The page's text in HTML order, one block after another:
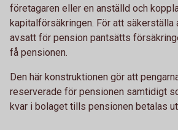
företagaren eller en anställd och
kapitalförsäkringen. För att säkerställa
avsatt för pension pantsätts
få pensionen.
Den här konstruktionen gör att
reserverade för pensionen samtidigt
kvar i bolaget tills pensionen betalas